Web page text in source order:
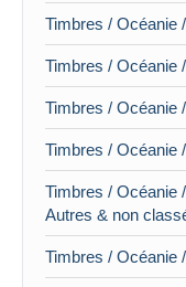
Timbres / Océanie
Timbres / Océanie
Timbres / Océanie
Timbres / Océanie
Timbres / Océanie
Autres & non
Timbres / Océanie